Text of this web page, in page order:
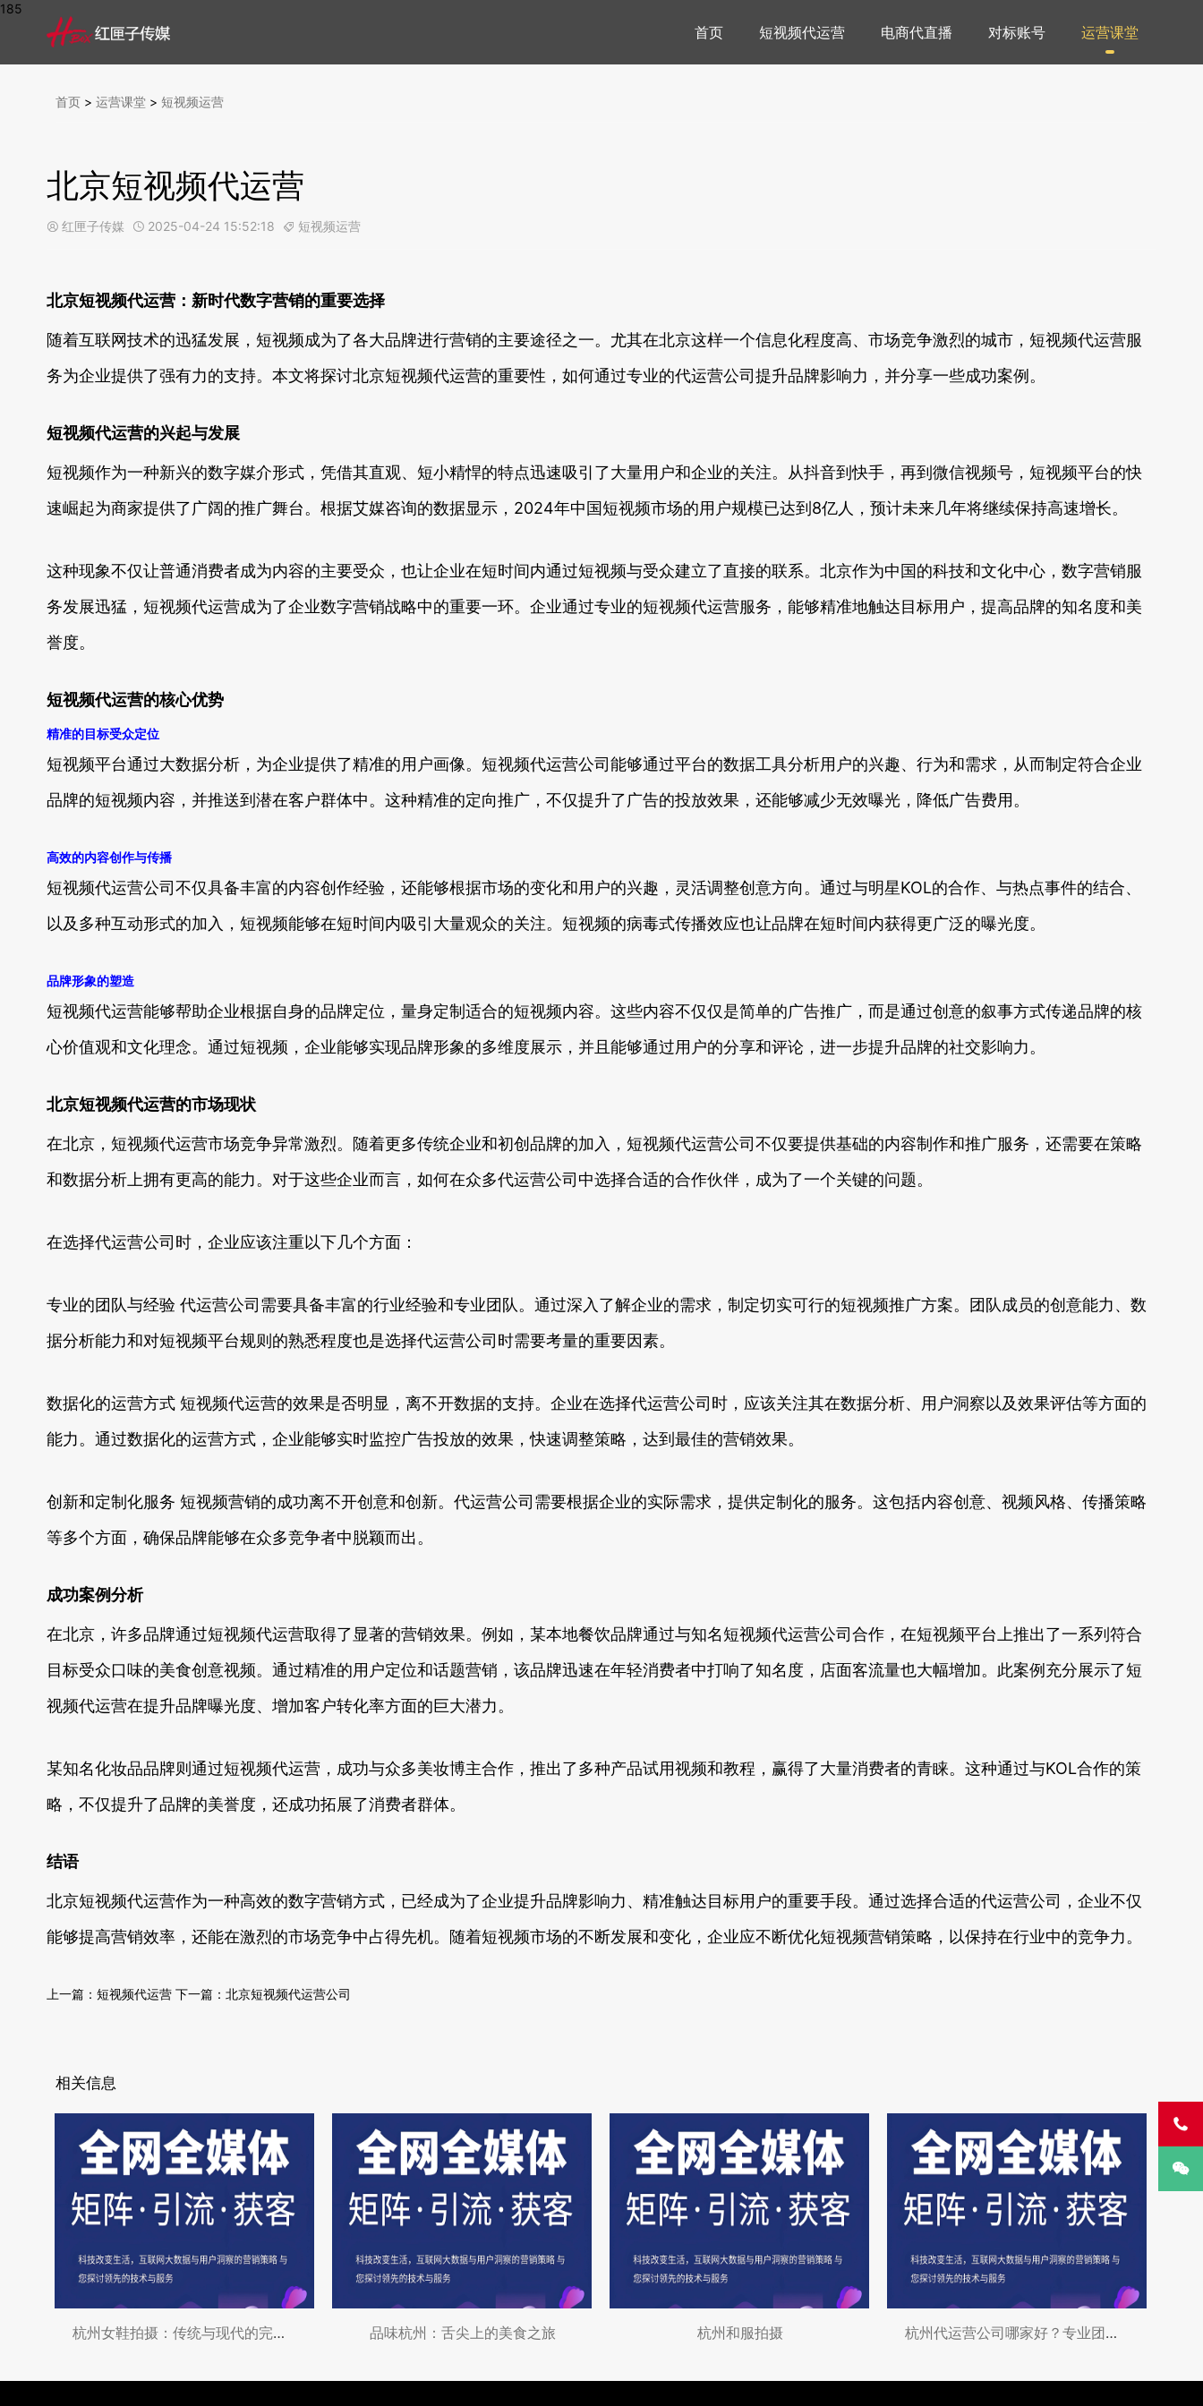
185
首页 短视频代运营 电商代直播 对标账号 运营课堂
首页 > 运营课堂 > 短视频运营
北京短视频代运营
 红匣子传媒  2025-04-24 15:52:18  短视频运营
北京短视频代运营：新时代数字营销的重要选择
随着互联网技术的迅猛发展，短视频成为了各大品牌进行营销的主要途径之一。尤其在北京这样一个信息化程度高、市场竞争激烈的城市，短视频代运营服
务为企业提供了强有力的支持。本文将探讨北京短视频代运营的重要性，如何通过专业的代运营公司提升品牌影响力，并分享一些成功案例。
短视频代运营的兴起与发展
短视频作为一种新兴的数字媒介形式，凭借其直观、短小精悍的特点迅速吸引了大量用户和企业的关注。从抖音到快手，再到微信视频号，短视频平台的快
速崛起为商家提供了广阔的推广舞台。根据艾媒咨询的数据显示，2024年中国短视频市场的用户规模已达到8亿人，预计未来几年将继续保持高速增长。
这种现象不仅让普通消费者成为内容的主要受众，也让企业在短时间内通过短视频与受众建立了直接的联系。北京作为中国的科技和文化中心，数字营销服
务发展迅猛，短视频代运营成为了企业数字营销战略中的重要一环。企业通过专业的短视频代运营服务，能够精准地触达目标用户，提高品牌的知名度和美
誉度。
短视频代运营的核心优势
精准的目标受众定位
短视频平台通过大数据分析，为企业提供了精准的用户画像。短视频代运营公司能够通过平台的数据工具分析用户的兴趣、行为和需求，从而制定符合企业
品牌的短视频内容，并推送到潜在客户群体中。这种精准的定向推广，不仅提升了广告的投放效果，还能够减少无效曝光，降低广告费用。
高效的内容创作与传播
短视频代运营公司不仅具备丰富的内容创作经验，还能够根据市场的变化和用户的兴趣，灵活调整创意方向。通过与明星KOL的合作、与热点事件的结合、
以及多种互动形式的加入，短视频能够在短时间内吸引大量观众的关注。短视频的病毒式传播效应也让品牌在短时间内获得更广泛的曝光度。
品牌形象的塑造
短视频代运营能够帮助企业根据自身的品牌定位，量身定制适合的短视频内容。这些内容不仅仅是简单的广告推广，而是通过创意的叙事方式传递品牌的核
心价值观和文化理念。通过短视频，企业能够实现品牌形象的多维度展示，并且能够通过用户的分享和评论，进一步提升品牌的社交影响力。
北京短视频代运营的市场现状
在北京，短视频代运营市场竞争异常激烈。随着更多传统企业和初创品牌的加入，短视频代运营公司不仅要提供基础的内容制作和推广服务，还需要在策略
和数据分析上拥有更高的能力。对于这些企业而言，如何在众多代运营公司中选择合适的合作伙伴，成为了一个关键的问题。
在选择代运营公司时，企业应该注重以下几个方面：
专业的团队与经验 代运营公司需要具备丰富的行业经验和专业团队。通过深入了解企业的需求，制定切实可行的短视频推广方案。团队成员的创意能力、数
据分析能力和对短视频平台规则的熟悉程度也是选择代运营公司时需要考量的重要因素。
数据化的运营方式 短视频代运营的效果是否明显，离不开数据的支持。企业在选择代运营公司时，应该关注其在数据分析、用户洞察以及效果评估等方面的
能力。通过数据化的运营方式，企业能够实时监控广告投放的效果，快速调整策略，达到最佳的营销效果。
创新和定制化服务 短视频营销的成功离不开创意和创新。代运营公司需要根据企业的实际需求，提供定制化的服务。这包括内容创意、视频风格、传播策略
等多个方面，确保品牌能够在众多竞争者中脱颖而出。
成功案例分析
在北京，许多品牌通过短视频代运营取得了显著的营销效果。例如，某本地餐饮品牌通过与知名短视频代运营公司合作，在短视频平台上推出了一系列符合
目标受众口味的美食创意视频。通过精准的用户定位和话题营销，该品牌迅速在年轻消费者中打响了知名度，店面客流量也大幅增加。此案例充分展示了短
视频代运营在提升品牌曝光度、增加客户转化率方面的巨大潜力。
某知名化妆品品牌则通过短视频代运营，成功与众多美妆博主合作，推出了多种产品试用视频和教程，赢得了大量消费者的青睐。这种通过与KOL合作的策
略，不仅提升了品牌的美誉度，还成功拓展了消费者群体。
结语
北京短视频代运营作为一种高效的数字营销方式，已经成为了企业提升品牌影响力、精准触达目标用户的重要手段。通过选择合适的代运营公司，企业不仅
能够提高营销效率，还能在激烈的市场竞争中占得先机。随着短视频市场的不断发展和变化，企业应不断优化短视频营销策略，以保持在行业中的竞争力。
上一篇： 短视频代运营 下一篇： 北京短视频代运营公司
相关信息
杭州女鞋拍摄：传统与现代的完美结合 品味杭州：舌尖上的美食之旅 杭州和服拍摄 杭州代运营公司哪家好？专业团队助力企业发

